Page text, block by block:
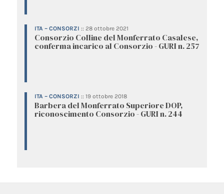
ITA – CONSORZI :: 28 ottobre 2021
Consorzio Colline del Monferrato Casalese,
conferma incarico al Consorzio - GURI n. 257
ITA – CONSORZI :: 19 ottobre 2018
Barbera del Monferrato Superiore DOP,
riconoscimento Consorzio - GURI n. 244